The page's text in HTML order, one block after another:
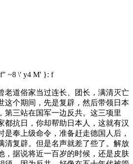
~8 \' y4 M' }: f
老道俗家当过连长、团长，满清灭亡
这个期间，先是复辟，然后带领日本
第三站在国军一边反共。这三项里
都抗日，你却帮助日本人，这就有汉
是奉上级命令，准备赶走德国人后，
清复辟。但是名声就差了些了。解放
，据说将近一百岁的时候，还是皮肤